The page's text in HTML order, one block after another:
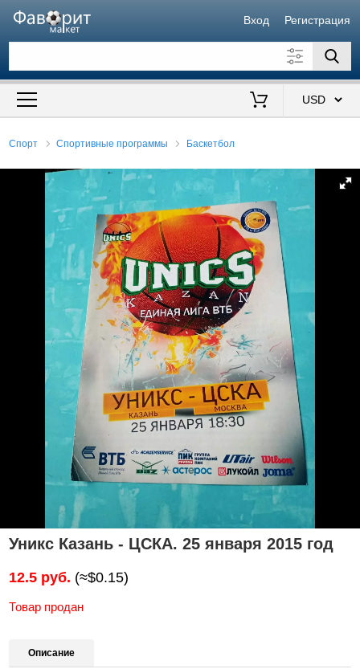
Вход Регистрация
Искать также в описании
Спорт Спортивные программы Баскетбол
Уникс Казань - ЦСКА. 25 января 2015 год
12.5 руб. (≈$0.15)
Товар продан
Описание